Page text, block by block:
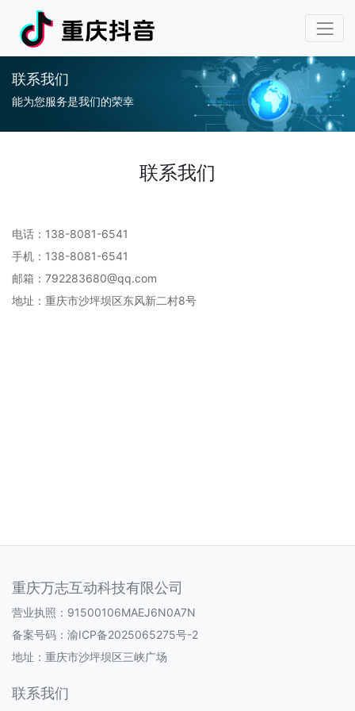
联系我们
能为您服务是我们的荣幸
联系我们
电话：138-8081-6541
手机：138-8081-6541
邮箱：792283680@qq.com
地址：重庆市沙坪坝区东风新二村8号
重庆万志互动科技有限公司
营业执照：91500106MAEJ6N0A7N
备案号码： 渝ICP备2025065275号-2
地址：重庆市沙坪坝区三峡广场
联系我们